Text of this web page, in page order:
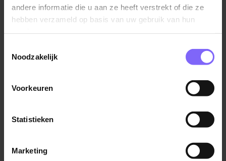
andere informatie die u aan ze heeft verstrekt of die ze
hebben verzameld op basis van uw gebruik van hun
Noodzakelijk
Voorkeuren
Statistieken
Marketing
Stage Finance (start september 2026
of februari 2027)
Financieel Administratief Medewerker
Sittard